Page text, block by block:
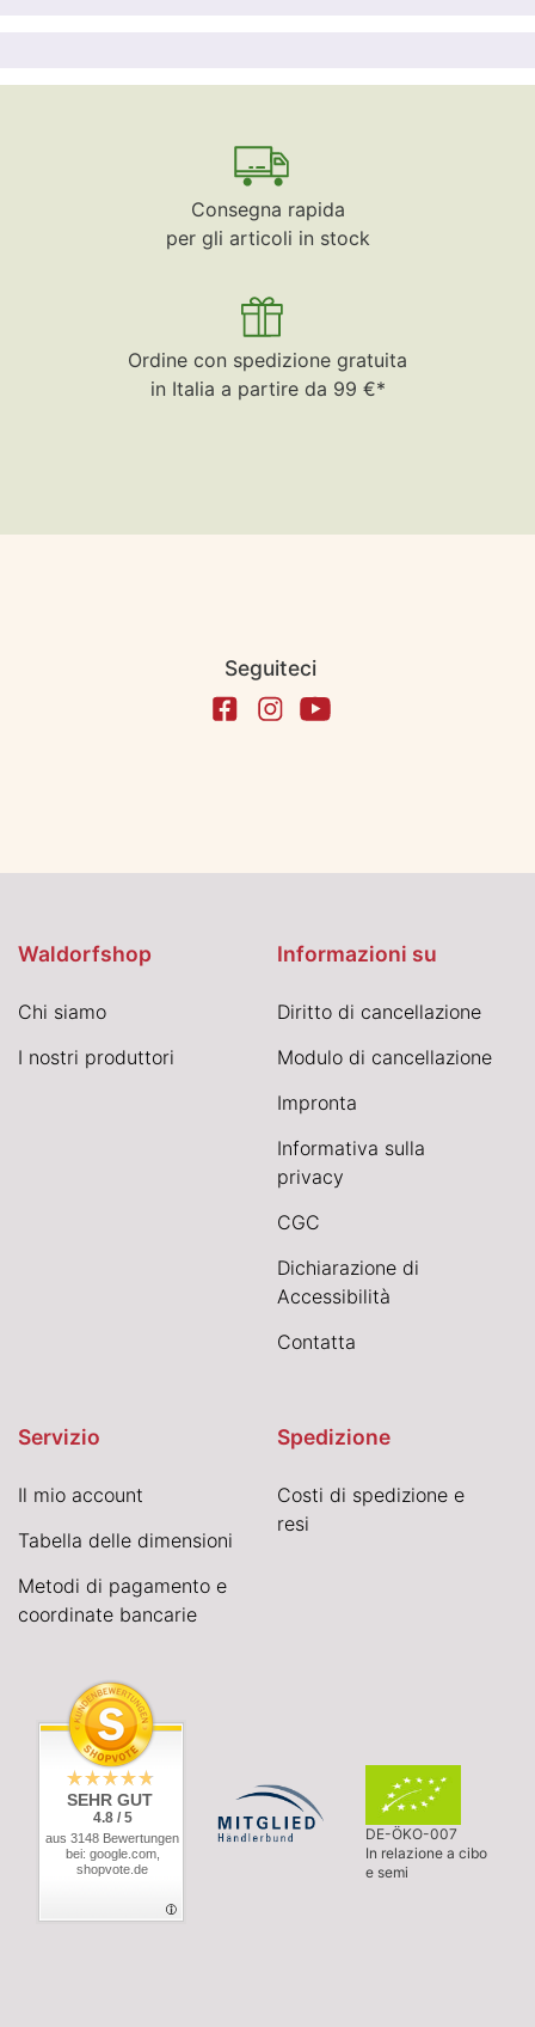
Consegna rapida
per gli articoli in stock
Ordine con spedizione gratuita
in Italia a partire da 99 €*
Seguiteci
Waldorfshop
Chi siamo
I nostri produttori
Informazioni su
Diritto di cancellazione
Modulo di cancellazione
Impronta
Informativa sulla
privacy
CGC
Dichiarazione di
Accessibilità
Contatta
Servizio
Il mio account
Tabella delle dimensioni
Metodi di pagamento e
coordinate bancarie
Spedizione
Costi di spedizione e
resi
SEHR GUT
4.8 / 5
aus 3148 Bewertungen
bei: google.com,
shopvote.de
DE-ÖKO-007
In relazione a cibo
e semi